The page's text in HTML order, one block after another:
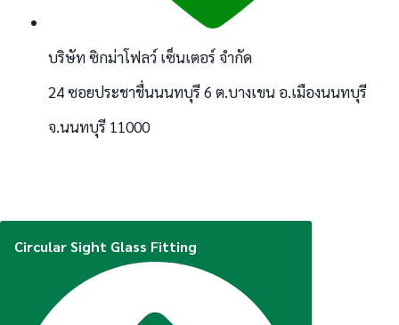
บริษัท ซิกม่าโฟลว์ เซ็นเตอร์ จำกัด
24 ซอยประชาชื่นนนทบุรี 6 ต.บางเขน อ.เมืองนนทบุรี
จ.นนทบุรี 11000
Circular Sight Glass Fitting